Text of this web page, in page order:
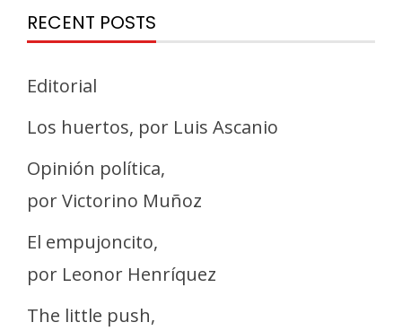
RECENT POSTS
Editorial
Los huertos, por Luis Ascanio
Opinión política,
por Victorino Muñoz
El empujoncito,
por Leonor Henríquez
The little push,